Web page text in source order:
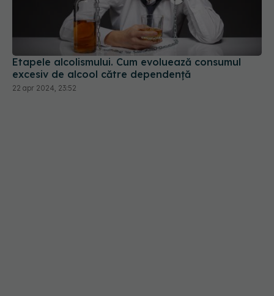
Etapele alcolismului. Cum evoluează consumul
excesiv de alcool către dependență
22 apr 2024, 23:52